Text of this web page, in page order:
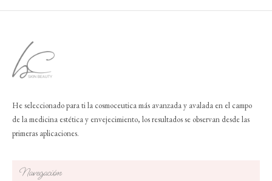
He seleccionado para ti la cosmoceutica más avanzada y avalada en el campo
de la medicina estética y envejecimiento, los resultados se observan desde las
primeras aplicaciones.
Navegación